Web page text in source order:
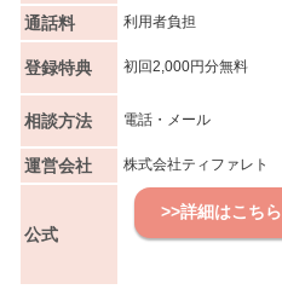
通話料 利用者負担
登録特典 初回2,000円分無料
相談方法 電話・メール
運営会社 株式会社ティファレト
公式
>>詳細はこちら